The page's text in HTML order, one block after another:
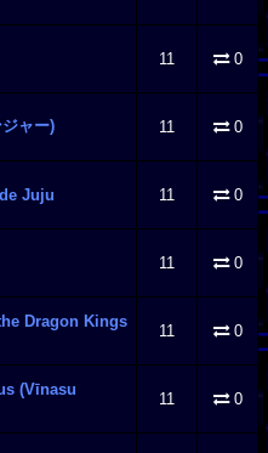
11 0
ャー) 11 0
Juju 11 0
11 0
Dragon Kings
11 0
(Vīnasu
11 0